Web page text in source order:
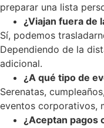
preparar una lista
¿Viajan fuera de
Sí, podemos
Dependiendo de la
adicional.
¿A qué tipo de
Serenatas,
eventos corporativos,
¿Aceptan pagos